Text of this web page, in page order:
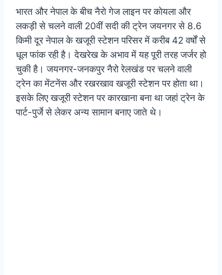
भारत और नेपाल के बीच नैराे गेज लाइन पर काेयला और
लकड़ी से चलने वाली 20वीं सदी की ट्रेन जयनगर से 8.6
किमी दूर नेपाल के खजूरी स्टेशन परिसर में करीब 42 वर्षों से
धूल फांक रही है। देखरेख के अभाव में यह पूरी तरह जर्जर हो
चुकी है। जयनगर-जनकपुर नैरो रेलखंड पर चलने वाली
ट्रेन का मेंटनेंस और रखरखाव खजूरी स्टेशन पर होता था।
इसके लिए खजूरी स्टेशन पर कारखाना बना था जहां ट्रेन के
पार्ट-पुर्जे से लेकर अन्य सामान बनाए जाते थे।